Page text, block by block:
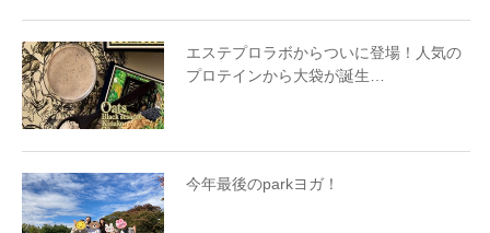
エステプロラボからついに登場！人気の
プロテインから大袋が誕生…
今年最後のparkヨガ！